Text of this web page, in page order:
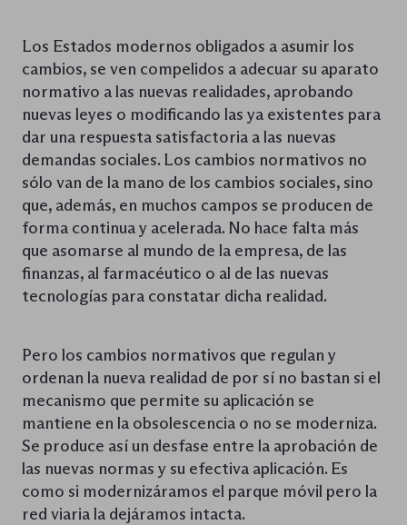
Los Estados modernos obligados a asumir los
cambios, se ven compelidos a adecuar su aparato
normativo a las nuevas realidades, aprobando
nuevas leyes o modificando las ya existentes para
dar una respuesta satisfactoria a las nuevas
demandas sociales. Los cambios normativos no
sólo van de la mano de los cambios sociales, sino
que, además, en muchos campos se producen de
forma continua y acelerada. No hace falta más
que asomarse al mundo de la empresa, de las
finanzas, al farmacéutico o al de las nuevas
tecnologías para constatar dicha realidad.
Pero los cambios normativos que regulan y
ordenan la nueva realidad de por sí no bastan si el
mecanismo que permite su aplicación se
mantiene en la obsolescencia o no se moderniza.
Se produce así un desfase entre la aprobación de
las nuevas normas y su efectiva aplicación. Es
como si modernizáramos el parque móvil pero la
red viaria la dejáramos intacta.